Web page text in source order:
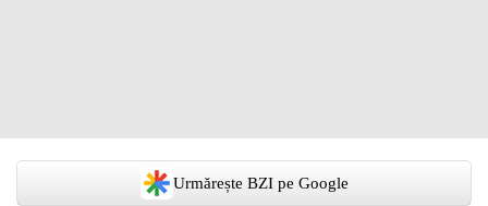
Urmărește BZI pe Google